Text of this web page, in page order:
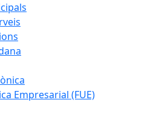
Empresarial (FUE)